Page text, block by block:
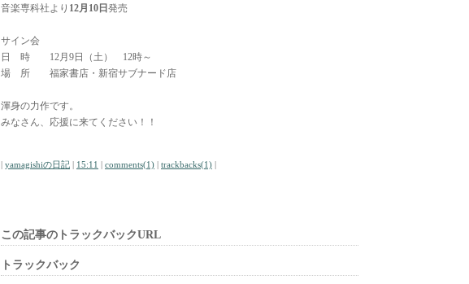
音楽専科社より 12月10日 発売
サイン会
日 時 12月9日（土） 12時～
場 所 福家書店・新宿サブナード店
渾身の力作です。
みなさん、応援に来てください！！
| yamagishiの日記 | 15:11 | comments(1) | trackbacks(1) |
この記事のトラックバックURL
トラックバック